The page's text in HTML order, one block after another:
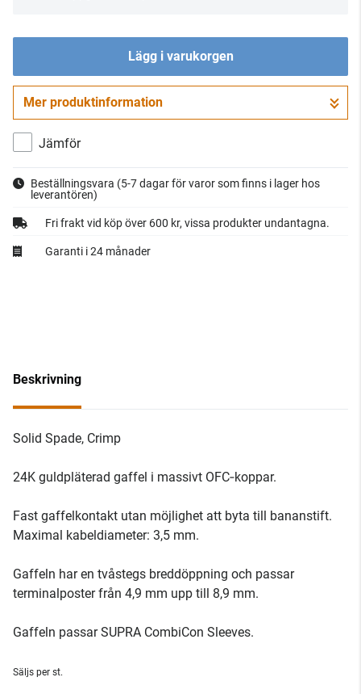
Lägg i varukorgen
Gå till kassan
Mer produktinformation
Jämför
Beställningsvara (5-7 dagar för varor som finns i lager hos
leverantören)
Fri frakt vid köp över 600 kr, vissa produkter undantagna.
Garanti i 24 månader
Beskrivning
Solid Spade, Crimp
24K guldpläterad gaffel i massivt OFC‑koppar.
Fast gaffelkontakt utan möjlighet att byta till bananstift.
Maximal kabeldiameter: 3,5 mm.
Gaffeln har en tvåstegs breddöppning och passar
terminalposter från 4,9 mm upp till 8,9 mm.
Gaffeln passar SUPRA CombiCon Sleeves.
Säljs per st.